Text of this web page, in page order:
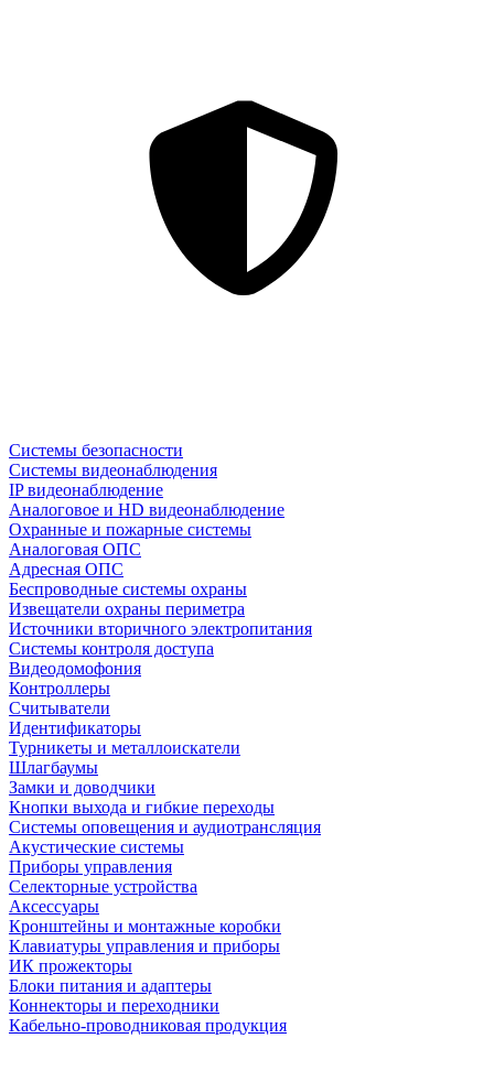
Системы безопасности
Системы видеонаблюдения
IP видеонаблюдение
Аналоговое и HD видеонаблюдение
Охранные и пожарные системы
Аналоговая ОПС
Адресная ОПС
Беспроводные системы охраны
Извещатели охраны периметра
Источники вторичного электропитания
Системы контроля доступа
Видеодомофония
Контроллеры
Считыватели
Идентификаторы
Турникеты и металлоискатели
Шлагбаумы
Замки и доводчики
Кнопки выхода и гибкие переходы
Системы оповещения и аудиотрансляция
Акустические системы
Приборы управления
Селекторные устройства
Аксессуары
Кронштейны и монтажные коробки
Клавиатуры управления и приборы
ИК прожекторы
Блоки питания и адаптеры
Коннекторы и переходники
Кабельно-проводниковая продукция